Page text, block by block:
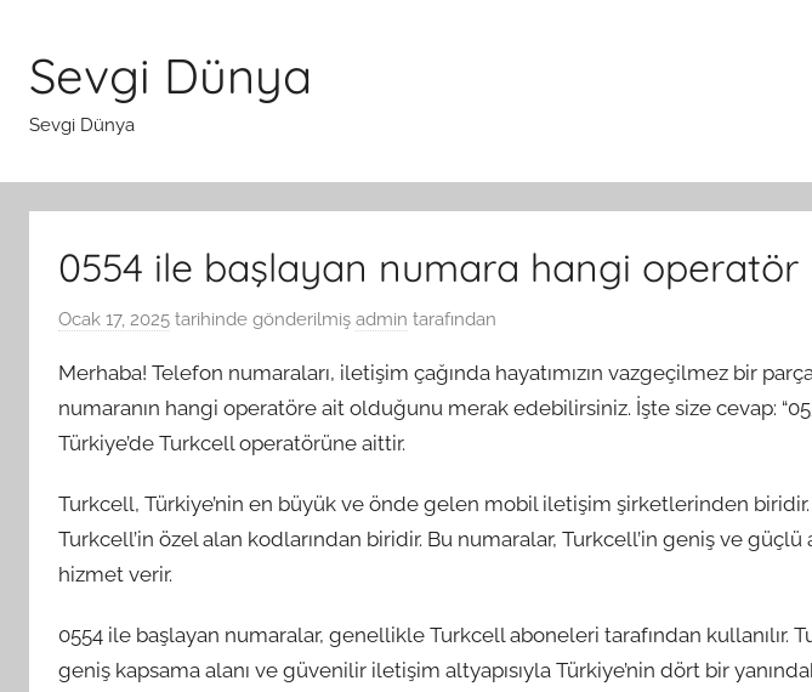
Sevgi Dünya
Sevgi Dünya
0554 ile başlayan numara hangi operatör
Ocak 17, 2025 tarihinde gönderilmiş admin tarafından
Merhaba! Telefon numaraları, iletişim çağında hayatımızın vazgeçilmez bir
numaranın hangi operatöre ait olduğunu merak edebilirsiniz. İşte size cevap:
Türkiye’de Turkcell operatörüne aittir.
Turkcell, Türkiye’nin en büyük ve önde gelen mobil iletişim şirketlerinden
Turkcell’in özel alan kodlarından biridir. Bu numaralar, Turkcell’in geniş ve güçlü
hizmet verir.
0554 ile başlayan numaralar, genellikle Turkcell aboneleri tarafından kullanılır.
geniş kapsama alanı ve güvenilir iletişim altyapısıyla Türkiye’nin dört bir